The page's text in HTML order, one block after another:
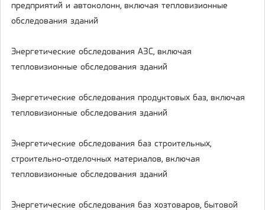
предприятий и автоколонн, включая тепловизионные
обследования зданий
Энергетические обследования АЗС, включая
тепловизионные обследования зданий
Энергетические обследования продуктовых баз, включая
тепловизионные обследования зданий
Энергетические обследования баз строительных,
строительно-отделочных материалов, включая
тепловизионные обследования зданий
Энергетические обследования баз хозтоваров, бытовой